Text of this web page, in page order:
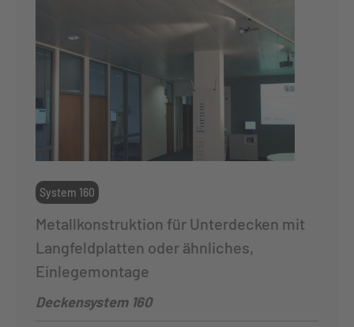
System 160
Metallkonstruktion für Unterdecken mit
Langfeldplatten oder ähnliches,
Einlegemontage
Deckensystem 160